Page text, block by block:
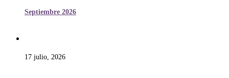
Septiembre 2026
17 julio, 2026